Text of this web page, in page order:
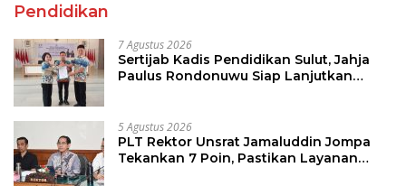
Pendidikan
7 Agustus 2026
Sertijab Kadis Pendidikan Sulut, Jahja
Paulus Rondonuwu Siap Lanjutkan
5 Agustus 2026
PLT Rektor Unsrat Jamaluddin Jompa
Tekankan 7 Poin, Pastikan Layanan